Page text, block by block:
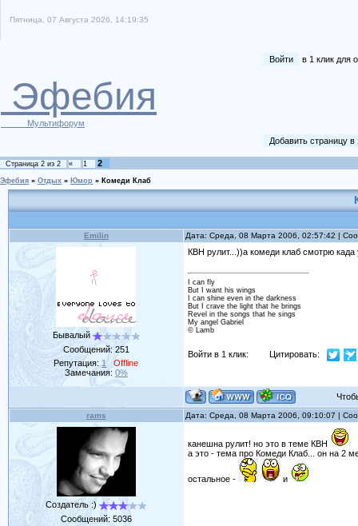
Пятница, 07 Августа 2026, 14:19:35
Войти в 1 клик для
Эфебия
Мультифорум
Добавить страницу
Страница 2 из 2 « 1 2
Эфебия » Отдых » Юмор » Комеди Клаб
Emilin Дата: Среда, 08 Марта 2006, 02:57:42 |
Бывалый
Сообщений: 251
Репутация: 1
Offline
Замечания: 0%
КВН рулит...))а комеди клаб смотрю када
I can fly
But I want his wings
I can shine even in the darkness
But I crave the light that he brings
Revel in the songs that he sings
My angel Gabriel
© Lamb
Войти в 1 клик: Цитировать:
rams Дата: Среда, 08 Марта 2006, 09:10:07 |
Создатель :)
Сообщений: 5036
канешна рулит! но это в теме КВН
а это - тема про Комеди Клаб... он на 2
остальное - и